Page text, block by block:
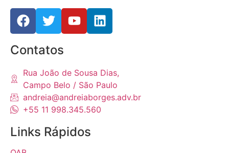
Contatos
Rua João de Sousa Dias,
Campo Belo / São Paulo
andreia@andreiaborges.adv.br
+55 11 998.345.560
Links Rápidos